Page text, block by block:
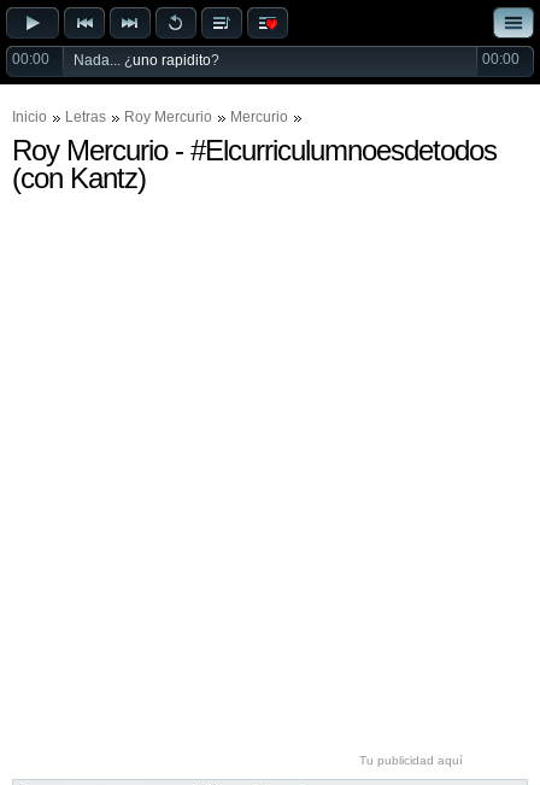
00:00 Nada... ¿uno rapidito? 00:00
Inicio Letras Roy Mercurio Mercurio
Roy Mercurio - #Elcurriculumnoesdetodos
(con Kantz)
Tu publicidad aquí